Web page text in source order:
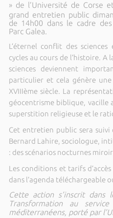
» de l’Université de Corse
grand entretien public
de 14h00 dans le cadre
Parc Galea.
L’éternel conflit des
cycles au cours de l’histoire. A
sciences deviennent
particulier et cela génère une
XVIIIème siècle. La
géocentrisme biblique, vacille
superstition religieuse et le
Cet entretien public sera suivi
Bernard Lahire, sociologue,
: des scénarios nocturnes
Les conditions et tarifs
dans l’agenda téléchargeable
Cette action s’inscrit
Transformation au
méditerranéens, porté par